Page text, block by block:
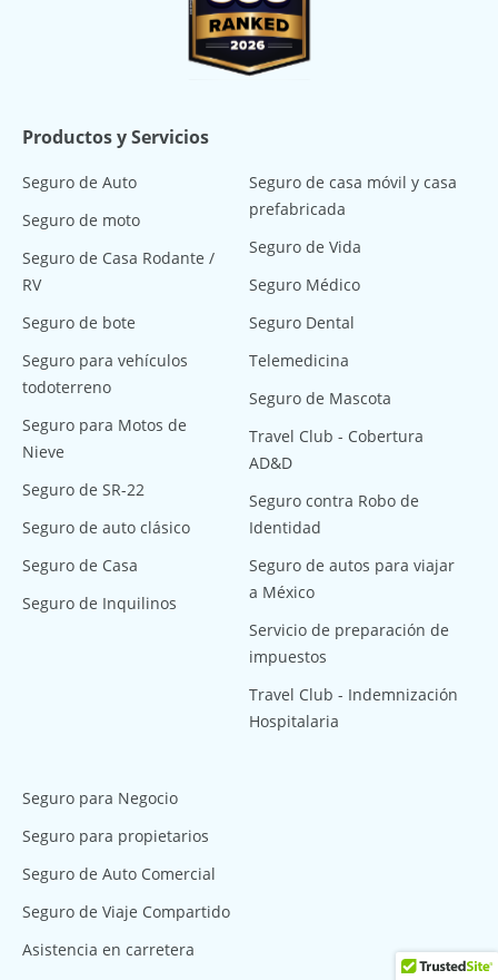
Productos y Servicios
Seguro de Auto
Seguro de moto
Seguro de Casa Rodante /
RV
Seguro de bote
Seguro para vehículos
todoterreno
Seguro para Motos de
Nieve
Seguro de SR-22
Seguro de auto clásico
Seguro de Casa
Seguro de Inquilinos
Seguro de casa móvil y casa
prefabricada
Seguro de Vida
Seguro Médico
Seguro Dental
Telemedicina
Seguro de Mascota
Travel Club - Cobertura
AD&D
Seguro contra Robo de
Identidad
Seguro de autos para viajar
a México
Servicio de preparación de
impuestos
Travel Club - Indemnización
Hospitalaria
Seguro para Negocio
Seguro para propietarios
Seguro de Auto Comercial
Seguro de Viaje Compartido
Asistencia en carretera